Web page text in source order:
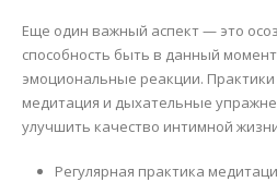
Еще один важный аспект — это
способность быть в данный
эмоциональные реакции. Практики
медитация и дыхательные
улучшить качество интимной
Регулярная практика